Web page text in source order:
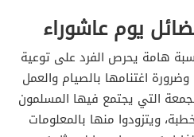
يوم عاشوراء
هامة يحرص الفرد على توعية
اغتنامها بالصيام والعمل
التي يجتمع فيها المسلمون
ويتزودوا منها بالمعلومات